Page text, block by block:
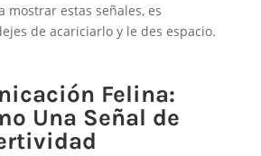
mostrar estas señales, es
de acariciarlo y le des espacio.
Felina:
Una Señal de